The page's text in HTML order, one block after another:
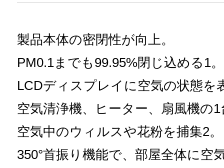
製品本体の密閉性が向上。
PM0.1までも99.95%閉じ込める1。
LCDディスプレイに空気の状態を
空気清浄機、ヒーター、扇風機の1
空気中のウィルスや花粉を捕集2。
350°首振り機能で、部屋全体に空